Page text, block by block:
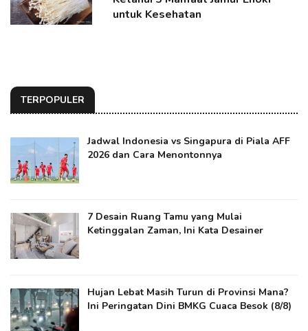
untuk Kesehatan
TERPOPULER
Jadwal Indonesia vs Singapura di Piala AFF
2026 dan Cara Menontonnya
7 Desain Ruang Tamu yang Mulai
Ketinggalan Zaman, Ini Kata Desainer
Hujan Lebat Masih Turun di Provinsi Mana?
Ini Peringatan Dini BMKG Cuaca Besok (8/8)